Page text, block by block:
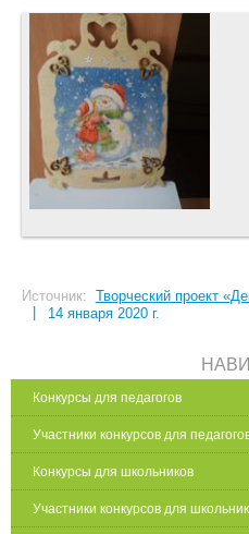
Источник: Творческий проект
14 января 2020 г.
Конкурсы для педагогов
Участники конкурсов для
Конкурсы для школьников
Участники конкурсов для